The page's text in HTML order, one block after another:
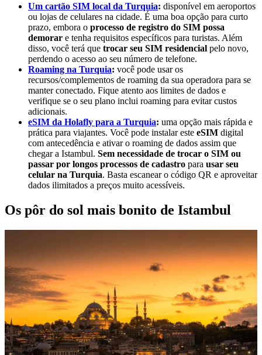
Um cartão SIM local da Turquia: disponível em aeroportos
ou lojas de celulares na cidade. É uma boa opção para curto
prazo, embora o processo de registro do SIM possa
demorar e tenha requisitos específicos para turistas. Além
disso, você terá que trocar seu SIM residencial pelo novo,
perdendo o acesso ao seu número de telefone.
Roaming na Turquia: você pode usar os
recursos/complementos de roaming da sua operadora para se
manter conectado. Fique atento aos limites de dados e
verifique se o seu plano inclui roaming para evitar custos
adicionais.
eSIM da Holafly para a Turquia: uma opção mais rápida e
prática para viajantes. Você pode instalar este eSIM digital
com antecedência e ativar o roaming de dados assim que
chegar a Istambul. Sem necessidade de trocar o SIM ou
passar por longos processos de cadastro para usar seu
celular na Turquia. Basta escanear o código QR e aproveitar
dados ilimitados a preços muito acessíveis.
Os pôr do sol mais bonito de Istambul